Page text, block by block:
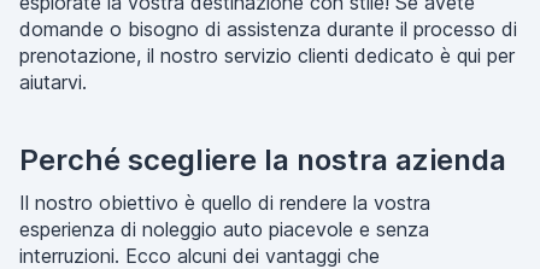
domande o bisogno di assistenza durante il processo di
prenotazione, il nostro servizio clienti dedicato è qui per
aiutarvi.
Perché scegliere la nostra azienda
Il nostro obiettivo è quello di rendere la vostra
esperienza di noleggio auto piacevole e senza
interruzioni. Ecco alcuni dei vantaggi che